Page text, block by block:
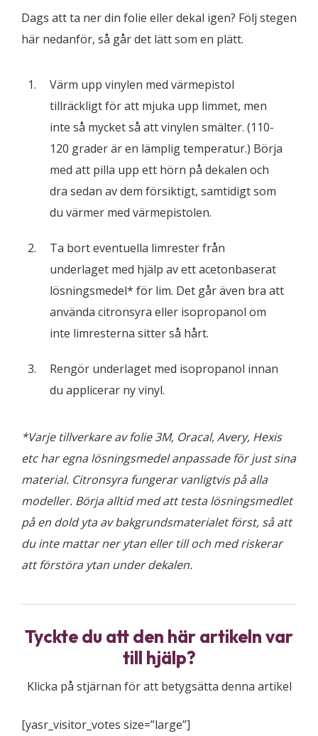
Dags att ta ner din folie eller dekal igen? Följ stegen
här nedanför, så går det lätt som en plätt.
Värm upp vinylen med värmepistol
tillräckligt för att mjuka upp limmet, men
inte så mycket så att vinylen smälter. (110-
120 grader är en lämplig temperatur.) Börja
med att pilla upp ett hörn på dekalen och
dra sedan av dem försiktigt, samtidigt som
du värmer med värmepistolen.
Ta bort eventuella limrester från
underlaget med hjälp av ett acetonbaserat
lösningsmedel* för lim. Det går även bra att
använda citronsyra eller isopropanol om
inte limresterna sitter så hårt.
Rengör underlaget med isopropanol innan
du applicerar ny vinyl.
*Varje tillverkare av folie 3M, Oracal, Avery, Hexis
etc har egna lösningsmedel anpassade för just sina
material. Citronsyra fungerar vanligtvis på alla
modeller. Börja alltid med att testa lösningsmedlet
på en dold yta av bakgrundsmaterialet först, så att
du inte mattar ner ytan eller till och med riskerar
att förstöra ytan under dekalen.
Tyckte du att den här artikeln var
till hjälp?
Klicka på stjärnan för att betygsätta denna artikel
[yasr_visitor_votes size=”large”]